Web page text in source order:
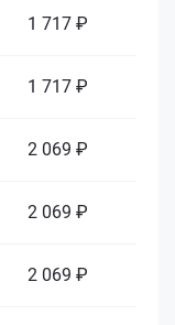
1 717 ₽
1 717 ₽
2 069 ₽
2 069 ₽
2 069 ₽